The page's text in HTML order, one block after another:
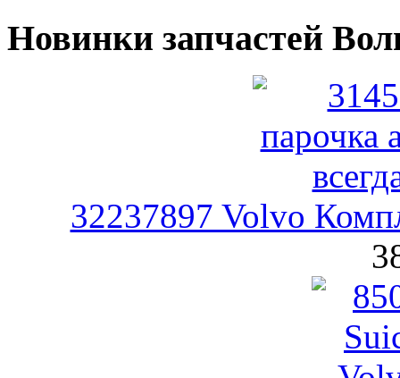
Новинки запчастей
32237897 Volvo